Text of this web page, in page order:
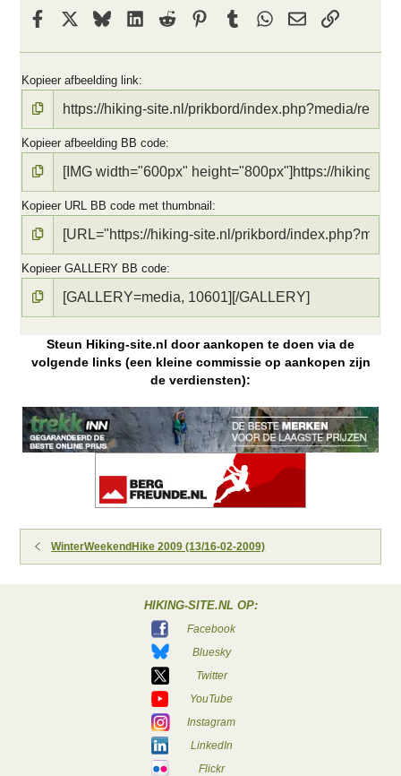
Facebook BlueskyLinkedInReddit PinterestTumblr WhatsApp
E-mailkoppeling
Kopieer afbeelding link
Kopieer afbeelding BB code
Kopieer URL BB code met thumbnail
Kopieer GALLERY BB code
Steun Hiking-site.nl door aankopen te doen via de
volgende links (een kleine commissie op aankopen zijn
de verdiensten):
WinterWeekendHike 2009 (13/16-02-2009)
HIKING-SITE.NL OP:
Facebook
Bluesky
Twitter
YouTube
Instagram
LinkedIn
Flickr